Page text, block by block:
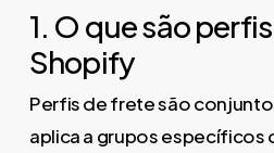
1. O que são
Shopify
Perfis de frete são
aplica a grupos específicos